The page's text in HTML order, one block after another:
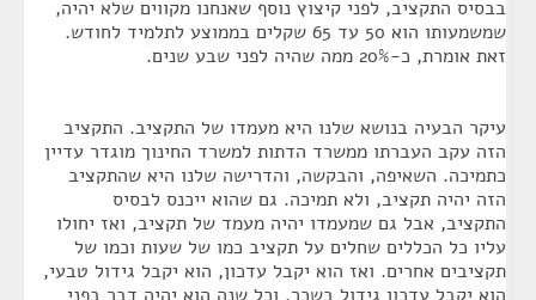
בבסיס התקציב, לפני קיצוץ נוסף שאנחנו מקווים שלא יהיה,
שמשמעותו הוא 50 עד 65 שקלים בממוצע לתלמיד לחודש.
זאת אומרת, כ-20% ממה שהיה לפני שבע שנים.
עיקר הבעיה בנושא שלנו היא מעמדו של התקציב. התקציב
הזה עקב העברתו ממשרד הדתות למשרד החינוך מוגדר עדיין
כתמיכה. השאיפה, והבקשה, והדרישה שלנו היא שהתקציב
הזה יהיה תקציב, ולא תמיכה. גם שהוא ייכנס לבסיס
התקציב, אבל גם שמעמדו יהיה מעמד של תקציב, ואז יחולו
עליו כל הכללים שחלים על תקציב כמו של שעות וכמו של
תקציבים אחרים. ואז הוא יקבל עדכון, הוא יקבל גידול טבעי,